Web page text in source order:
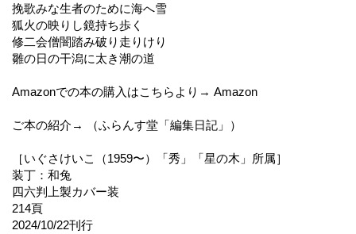
挽歌みな生者のために海へ雪
狐火の映りし鏡持ち歩く
修二会僧闇踏み破り走りけり
雛の日の干潟に太き潮の道
Amazonでの本の購入はこちらより→ Amazon
ご本の紹介→ （ふらんす堂「編集日記」）
［いぐさけいこ（1959〜）「秀」「星の木」所属］
装丁：和兔
四六判上製カバー装
214頁
2024/10/22刊行